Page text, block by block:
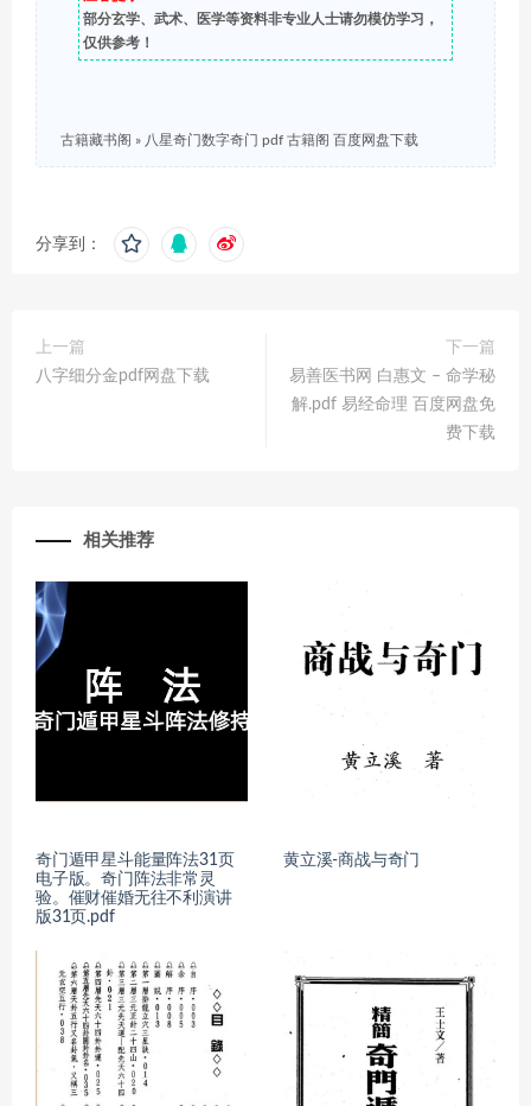
部分玄学、武术、医学等资料非专业人士请勿模仿学习，
仅供参考！
古籍藏书阁 » 八星奇门数字奇门 pdf 古籍阁 百度网盘下载
分享到：
上一篇
八字细分金pdf网盘下载
下一篇
易善医书网 白惠文 – 命学秘
解.pdf 易经命理 百度网盘免
费下载
相关推荐
奇门遁甲星斗能量阵法31页
电子版。奇门阵法非常灵
验。催财催婚无往不利演讲
版31页.pdf
黄立溪-商战与奇门